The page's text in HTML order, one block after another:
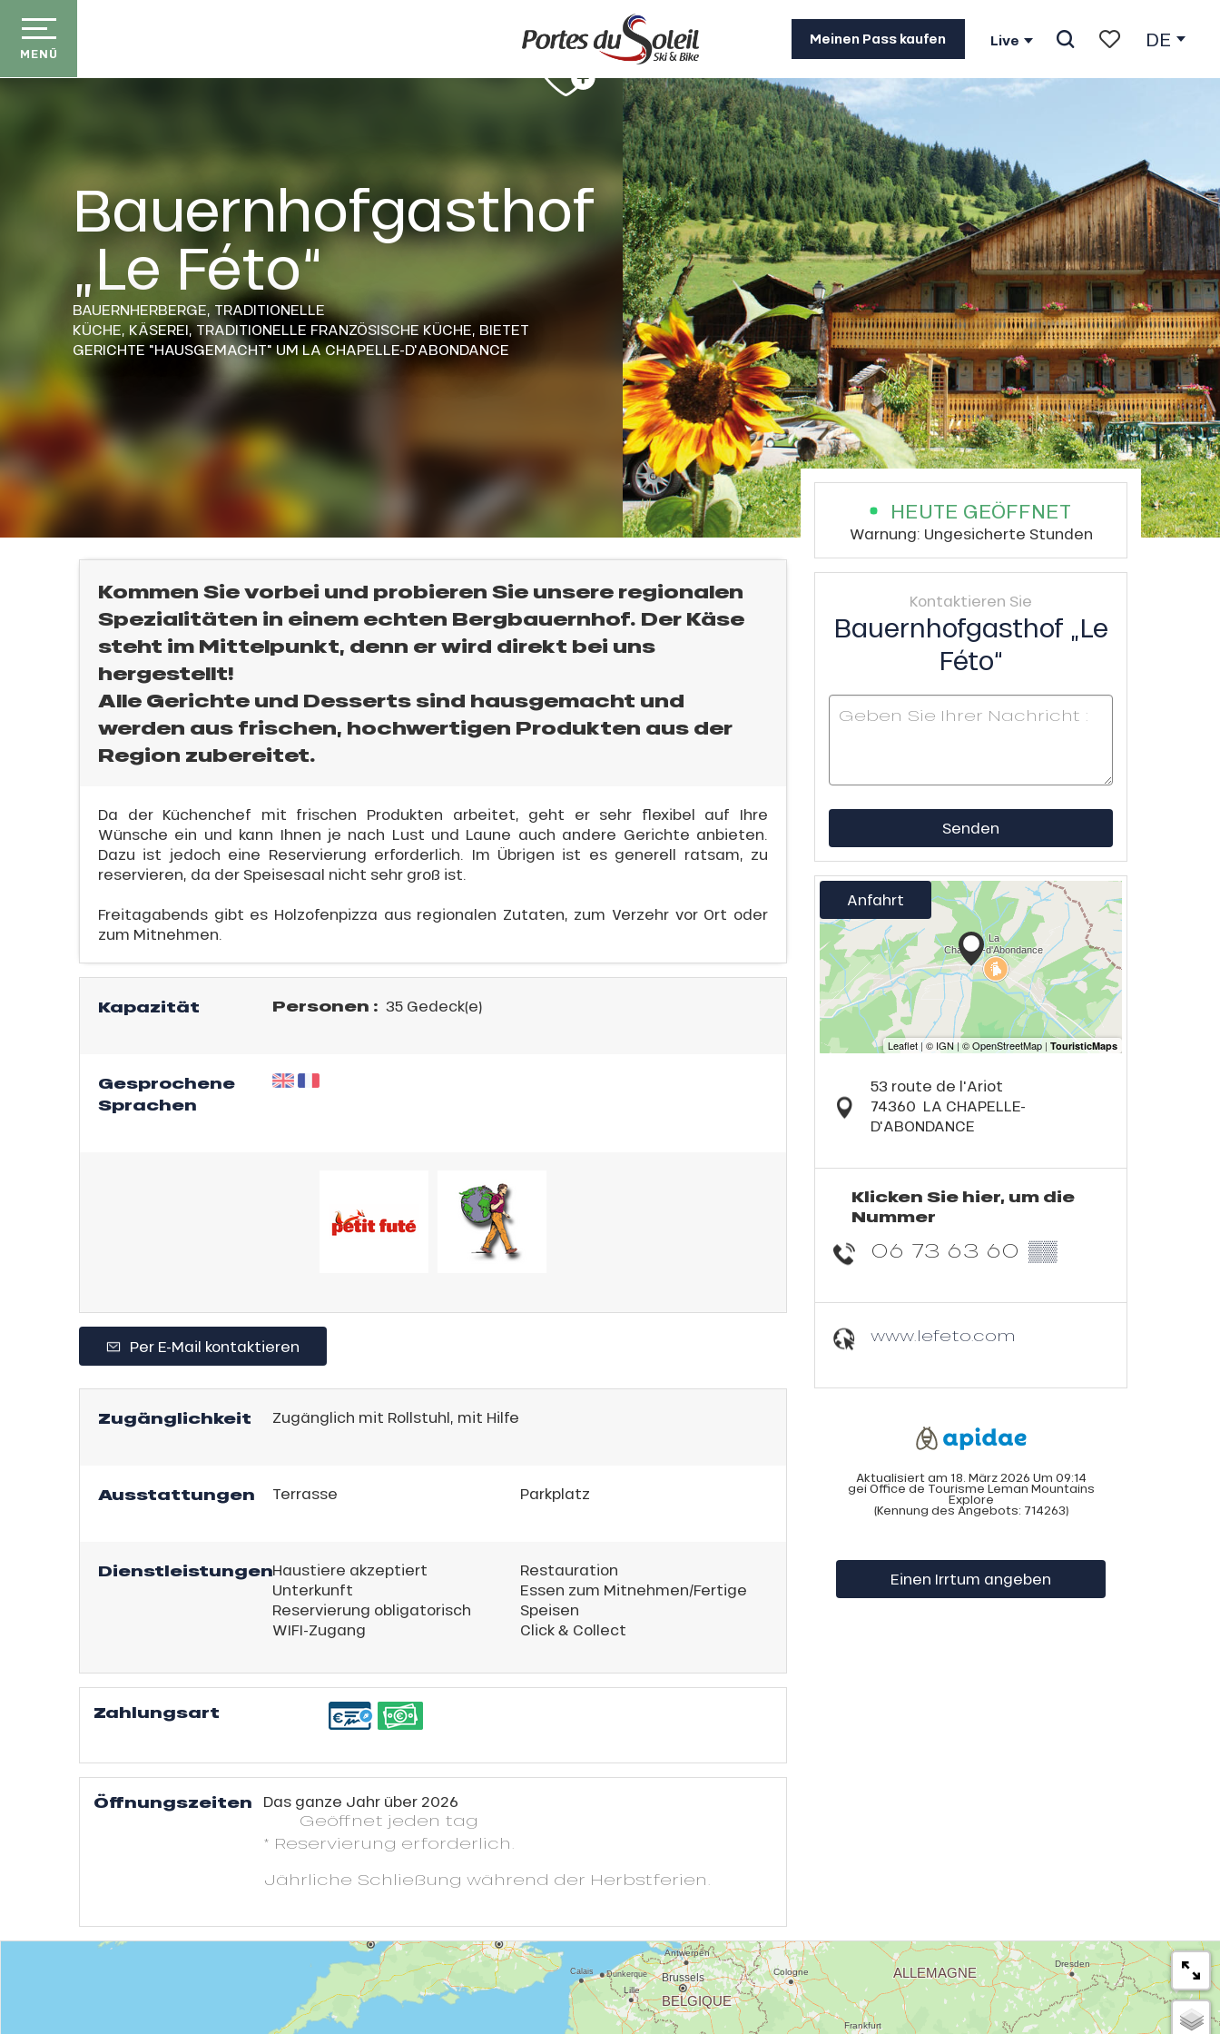
contenu
principal
Meinen Pass kaufen Live DE
MENÜ
Bauernhofgasthof
„Le Féto“
BAUERNHERBERGE, TRADITIONELLE
KÜCHE,KÄSEREI,TRADITIONELLE FRANZÖSISCHE KÜCHE, BIETET
GERICHTE "HAUSGEMACHT"UM LA CHAPELLE-D'ABONDANCE
Kommen Sie vorbei und probieren Sie unsere regionalen
Spezialitäten in einem echten Bergbauernhof. Der Käse
steht im Mittelpunkt, denn er wird direkt bei uns
hergestellt!
Alle Gerichte und Desserts sind hausgemacht und
werden aus frischen, hochwertigen Produkten aus der
Region zubereitet.
Da der Küchenchef mit frischen Produkten arbeitet, geht er sehr flexibel auf Ihre
Wünsche ein und kann Ihnen je nach Lust und Laune auch andere Gerichte anbieten.
Dazu ist jedoch eine Reservierung erforderlich. Im Übrigen ist es generell ratsam, zu
reservieren, da der Speisesaal nicht sehr groß ist.
Freitagabends gibt es Holzofenpizza aus regionalen Zutaten, zum Verzehr vor Ort oder
zum Mitnehmen.
Kapazität Personen : 35 Gedeck(e)
Gesprochene
Sprachen
Per E-Mail kontaktieren
Zugänglichkeit Zugänglich mit Rollstuhl, mit Hilfe
Ausstattungen Terrasse Parkplatz
DienstleistungenHaustiere akzeptiert
Unterkunft
Reservierung obligatorisch
WIFI-Zugang
Restauration
Essen zum Mitnehmen/Fertige
Speisen
Click & Collect
Zahlungsart
Öffnungszeiten
Das ganze Jahr über 2026
Geöffnet jeden tag
* Reservierung erforderlich.
Jährliche Schließung während der Herbstferien.
HEUTE GEÖFFNET
Warnung: Ungesicherte Stunden
Kontaktieren Sie
Bauernhofgasthof „Le
Féto“
Senden
Anfahrt
53 route de l'Ariot
74360 LA CHAPELLE-
D'ABONDANCE
Klicken Sie hier, um die
Nummer
06 73 63 60 ▒▒
www.lefeto.com
Aktualisiert am 18. März 2026 Um 09:14
gei Office de Tourisme Leman Mountains
Explore
(Kennung des Angebots: 714263)
Einen Irrtum angeben